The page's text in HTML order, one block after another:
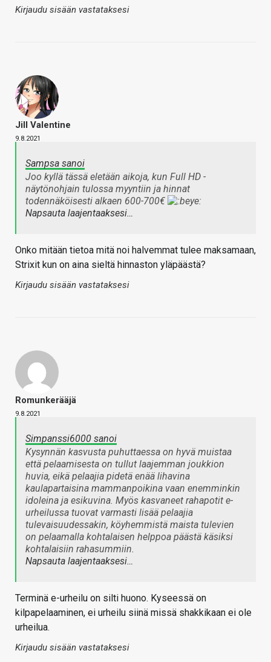
Kirjaudu sisään vastataksesi
Jill Valentine
9.8.2021
Sampsa sanoi
Joo kyllä tässä eletään aikoja, kun Full HD -
näytönohjain tulossa myyntiin ja hinnat
todennäköisesti alkaen 600-700€
Napsauta laajentaaksesi…
Onko mitään tietoa mitä noi halvemmat tulee maksamaan,
Strixit kun on aina sieltä hinnaston yläpäästä?
Kirjaudu sisään vastataksesi
Romunkerääjä
9.8.2021
Simpanssi6000 sanoi
Kysynnän kasvusta puhuttaessa on hyvä muistaa
että pelaamisesta on tullut laajemman joukkion
huvia, eikä pelaajia pidetä enää lihavina
kaulapartaisina mammanpoikina vaan enemminkin
idoleina ja esikuvina. Myös kasvaneet rahapotit e-
urheilussa tuovat varmasti lisää pelaajia
tulevaisuudessakin, köyhemmistä maista tulevien
on pelaamalla kohtalaisen helppoa päästä käsiksi
kohtalaisiin rahasummiin.
Napsauta laajentaaksesi…
Terminä e-urheilu on silti huono. Kyseessä on
kilpapelaaminen, ei urheilu siinä missä shakkikaan ei ole
urheilua.
Kirjaudu sisään vastataksesi